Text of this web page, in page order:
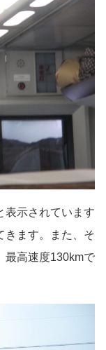
表示されています
きます。また、そ
最高速度130kmで